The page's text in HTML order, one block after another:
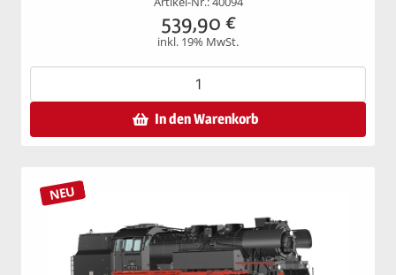
539,90 €
inkl. 19% MwSt.
In den Warenkorb
NEU